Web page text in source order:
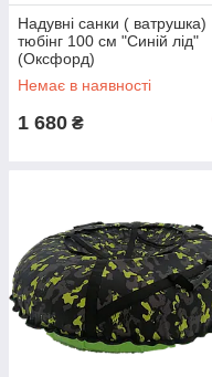
Надувні санки ( ватрушка)
тюбінг 100 см "Синій лід"
(Оксфорд)
Немає в наявності
1 680 ₴